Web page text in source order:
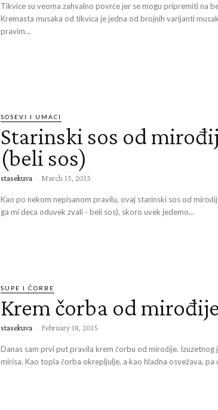
Tikvice su veoma zahvalno povrće jer se mogu pripremiti na
Kremasta musaka od tikvica je jedna od brojnih varijanti
pravim...
SOSEVI I UMACI
Starinski sos od
(beli sos)
stasekuva - March 15, 2015
Kao po nekom nepisanom pravilu, ovaj starinski sos od
ga mi deca oduvek zvali - beli sos), skoro uvek jedemo...
SUPE I ČORBE
Krem čorba od mirođije
stasekuva - February 18, 2015
Danas sam prvi put pravila krem čorbu od mirođije. Izuzetnog
mirisa. Kao topla čorba okrepljulje, a kao hladna osvežava, pa